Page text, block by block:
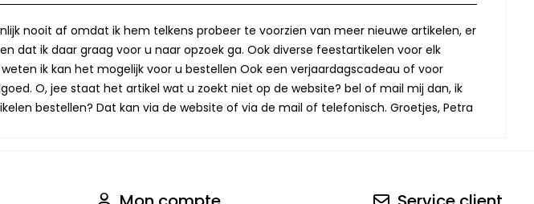
nooit af omdat ik hem telkens probeer te voorzien van meer nieuwe artikelen, er
dat ik daar graag voor u naar opzoek ga. Ook diverse feestartikelen voor elk
ik kan het mogelijk voor u bestellen Ook een verjaardagscadeau of voor
O, jee staat het artikel wat u zoekt niet op de website? bel of mail mij dan, ik
bestellen? Dat kan via de website of via de mail of telefonisch. Groetjes, Petra